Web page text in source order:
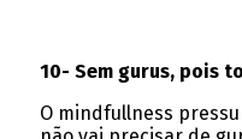
10- Sem gurus, pois
O mindfullness